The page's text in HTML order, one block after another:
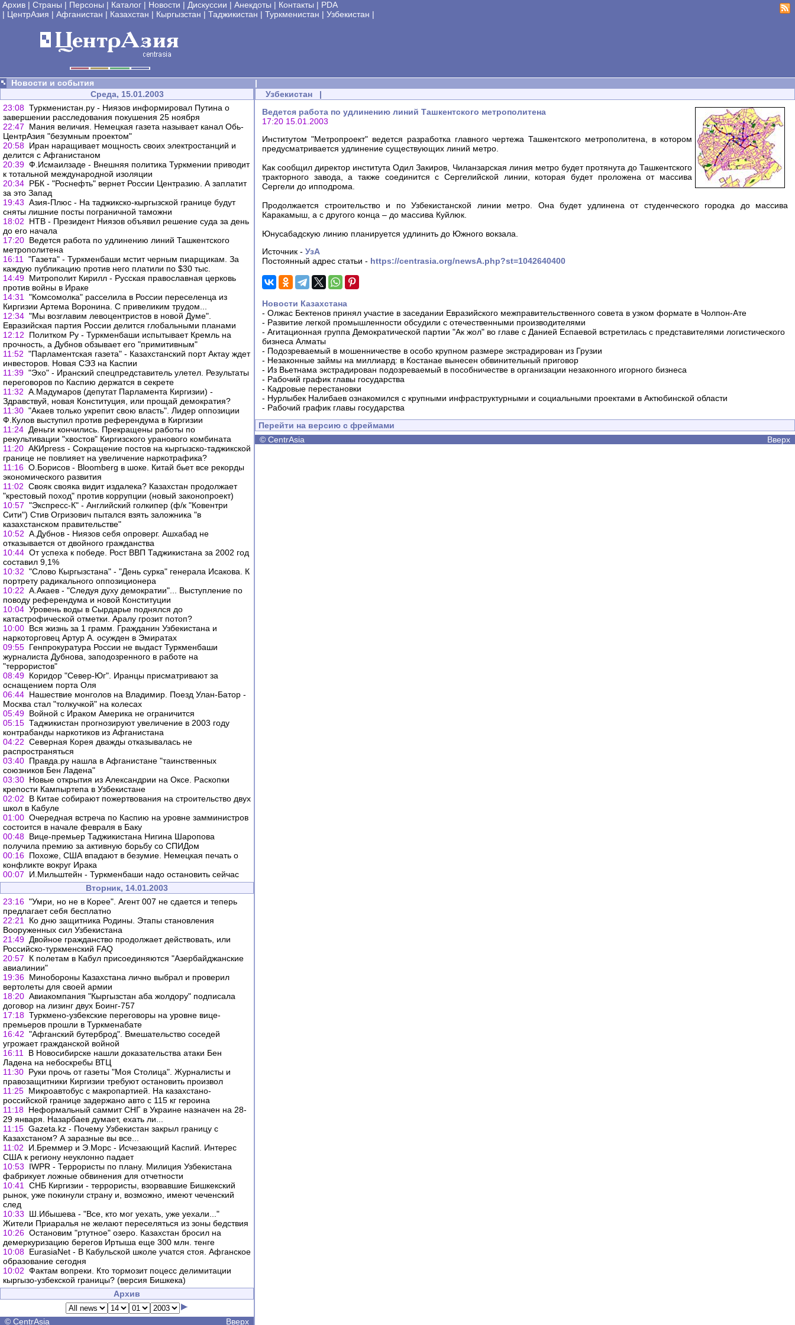
Архив | Страны | Персоны | Каталог | Новости | Дискуссии | Анекдоты | Контакты | PDA
| ЦентрАзия | Афганистан | Казахстан | Кыргызстан | Таджикистан | Туркменистан | Узбекистан |
Новости и события
|
Среда, 15.01.2003
23:08 Туркменистан.ру - Ниязов информировал Путина о
завершении расследования покушения 25 ноября
22:47
Мания величия. Немецкая газета называет канал Обь-
ЦентрАзия "безумным проектом"
20:58 Иран наращивает мощность своих электростанций и
делится с Афганистаном
20:39 Ф.Исмаилзаде - Внешняя политика Туркмении приводит
к тотальной международной изоляции
20:34 РБК - "Роснефть" вернет России Центразию. А заплатит
за это Запад
19:43 Азия-Плюс - На таджикско-кыргызской границе будут
сняты лишние посты пограничной таможни
18:02
НТВ - Президент Ниязов объявил решение суда за день
до его начала
17:20 Ведется работа по удлинению линий Ташкентского
метрополитена
16:11
"Газета" - Туркменбаши мстит черным пиарщикам. За
каждую публикацию против него платили по $30 тыс.
14:49 Митрополит Кирилл - Русская православная церковь
против войны в Ираке
14:31
"Комсомолка" расселила в России переселенца из
Киргизии Артема Воронина. С привеликим трудом...
12:34 "Мы возглавим левоцентристов в новой Думе".
Евразийская партия России делится глобальными планами
12:12
Политком Ру - Туркменбаши испытывает Кремль на
прочность, а Дубнов обзывает его "примитивным"
11:52 "Парламентская газета" - Казахстанский порт Актау ждет
инвесторов. Новая СЭЗ на Каспии
11:39 "Эхо" - Иранский спецпредставитель улетел. Результаты
переговоров по Каспию держатся в секрете
11:32 А.Мадумаров (депутат Парламента Киргизии) -
Здравствуй, новая Конституция, или прощай демократия?
11:30 "Акаев только укрепит свою власть". Лидер оппозиции
Ф.Кулов выступил против референдума в Киргизии
11:24 Деньги кончились. Прекращены работы по
рекультивации "хвостов" Киргизского уранового комбината
11:20 АКИpress - Сокращение постов на кыргызско-таджикской
границе не повлияет на увеличение наркотрафика?
11:16 О.Борисов - Bloomberg в шоке. Китай бьет все рекорды
экономического развития
11:02 Свояк свояка видит издалека? Казахстан продолжает
"крестовый поход" против коррупции (новый законопроект)
10:57 "Экспресс-К" - Английский голкипер (ф/к "Ковентри
Сити") Стив Огризович пытался взять заложника "в
казахстанском правительстве"
10:52 А.Дубнов - Ниязов себя опроверг. Ашхабад не
отказывается от двойного гражданства
10:44 От успеха к победе. Рост ВВП Таджикистана за 2002 год
составил 9,1%
10:32 "Слово Кыргызстана" - "День сурка" генерала Исакова. К
портрету радикального оппозиционера
10:22 А.Акаев - "Следуя духу демократии"... Выступление по
поводу референдума и новой Конституции
10:04 Уровень воды в Сырдарье поднялся до
катастрофической отметки. Аралу грозит потоп?
10:00 Вся жизнь за 1 грамм. Гражданин Узбекистана и
наркоторговец Артур А. осужден в Эмиратах
09:55 Генпрокуратура России не выдаст Туркменбаши
журналиста Дубнова, заподозренного в работе на
"террористов"
08:49 Коридор "Север-Юг". Иранцы присматривают за
оснащением порта Оля
06:44 Нашествие монголов на Владимир. Поезд Улан-Батор -
Москва стал "толкучкой" на колесах
05:49 Войной с Ираком Америка не ограничится
05:15 Таджикистан прогнозируют увеличение в 2003 году
контрабанды наркотиков из Афганистана
04:22 Северная Корея дважды отказывалась не
распространяться
03:40 Правда.ру нашла в Афганистане "таинственных
союзников Бен Ладена"
03:30 Новые открытия из Aлександрии на Oксе. Раскопки
крепости Кампыртепа в Узбекистане
02:02
В Китае собирают пожертвования на строительство двух
школ в Кабуле
01:00 Очередная встреча по Каспию на уровне замминистров
состоится в начале февраля в Баку
00:48 Вице-премьер Таджикистана Нигина Шаропова
получила премию за активную борьбу со СПИДом
00:16 Похоже, США впадают в безумие. Немецкая печать о
конфликте вокруг Ирака
00:07
И.Мильштейн - Туркменбаши надо остановить сейчас
Вторник, 14.01.2003
23:16 "Умри, но не в Корее". Агент 007 не сдается и теперь
предлагает себя бесплатно
22:21
Ко дню защитника Родины. Этапы становления
Вооруженных сил Узбекистана
21:49 Двойное гражданство продолжает действовать, или
Российско-туркменский FAQ
20:57
К полетам в Кабул присоединяются "Азербайджанские
авиалинии"
19:36 Минобороны Казахстана лично выбрал и проверил
вертолеты для своей армии
18:20 Авиакомпания "Кыргызстан аба жолдору" подписала
договор на лизинг двух Боинг-757
17:18 Туркмено-узбекские переговоры на уровне вице-
премьеров прошли в Туркменабате
16:42 "Афганский бутерброд". Вмешательство соседей
угрожает гражданской войной
16:11
В Новосибирске нашли доказательства атаки Бен
Ладена на небоскребы ВТЦ
11:30 Руки прочь от газеты "Моя Столица". Журналисты и
правозащитники Киргизии требуют остановить произвол
11:25 Микроавтобус с макропартией. На казахстано-
российской границе задержано авто с 115 кг героина
11:18 Неформальный саммит СНГ в Украине назначен на 28-
29 января. Назарбаев думает, ехать ли...
11:15 Gazeta.kz - Почему Узбекистан закрыл границу с
Казахстаном? А заразные вы все...
11:02
И.Бреммер и Э.Морс - Исчезающий Каспий. Интерес
США к региону неуклонно падает
10:53
IWPR - Террористы по плану. Милиция Узбекистана
фабрикует ложные обвинения для отчетности
10:41
СНБ Киргизии - террористы, взорвавшие Бишкекский
рынок, уже покинули страну и, возможно, имеют чеченский
след
10:33
Ш.Ибышева - "Все, кто мог уехать, уже уехали..."
Жители Приаралья не желают переселяться из зоны бедствия
10:26 Остановим "ртутное" озеро. Казахстан бросил на
демеркуризацию берегов Иртыша еще 300 млн. тенге
10:08 EurasiaNet - В Кабульской школе учатся стоя. Афганское
образование сегодня
10:02 Фактам вопреки. Кто тормозит поцесс делимитации
кыргызо-узбекской границы? (версия Бишкека)
Архив
© CentrAsia Вверх
Узбекистан |
Ведется работа по удлинению линий Ташкентского метрополитена
17:20 15.01.2003
Институтом "Метропроект" ведется разработка главного чертежа Ташкентского метрополитена, в котором
предусматривается удлинение существующих линий метро.
Как сообщил директор института Одил Закиров, Чиланзарская линия метро будет протянута до Ташкентского
тракторного завода, а также соединится с Сергелийской линии, которая будет проложена от массива
Сергели до ипподрома.
Продолжается строительство и по Узбекистанской линии метро. Она будет удлинена от студенческого городка до массива
Каракамыш, а с другого конца – до массива Куйлюк.
Юнусабадскую линию планируется удлинить до Южного вокзала.
Источник - УзА
Постоянный адрес статьи - https://centrasia.org/newsA.php?st=1042640400
Новости Казахстана
- Олжас Бектенов принял участие в заседании Евразийского межправительственного совета в узком формате в Чолпон-Ате
- Развитие легкой промышленности обсудили с отечественными производителями
- Агитационная группа Демократической партии "Ак жол" во главе с Данией Еспаевой встретилась с представителями логистического
бизнеса Алматы
- Подозреваемый в мошенничестве в особо крупном размере экстрадирован из Грузии
- Незаконные займы на миллиард: в Костанае вынесен обвинительный приговор
- Из Вьетнама экстрадирован подозреваемый в пособничестве в организации незаконного игорного бизнеса
- Рабочий график главы государства
- Кадровые перестановки
- Нурлыбек Налибаев ознакомился с крупными инфраструктурными и социальными проектами в Актюбинской области
- Рабочий график главы государства
Перейти на версию с фреймами
© CentrAsia Вверх